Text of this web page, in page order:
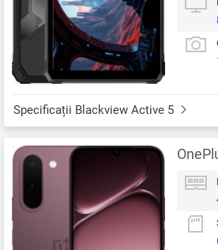
Specificații Blackview Active 5